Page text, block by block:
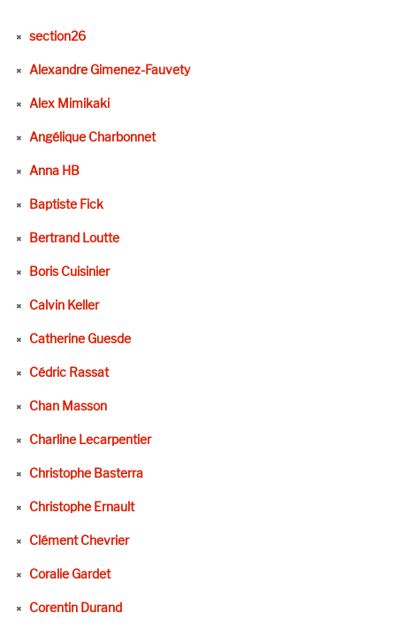
section26
Alexandre Gimenez-Fauvety
Alex Mimikaki
Angélique Charbonnet
Anna HB
Baptiste Fick
Bertrand Loutte
Boris Cuisinier
Calvin Keller
Catherine Guesde
Cédric Rassat
Chan Masson
Charline Lecarpentier
Christophe Basterra
Christophe Ernault
Clément Chevrier
Coralie Gardet
Corentin Durand